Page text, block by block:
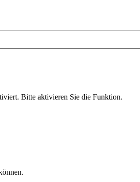
Bitte aktivieren Sie die Funktion.